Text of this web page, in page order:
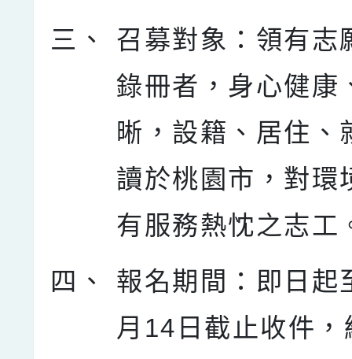
三、
召募對象：領有志
錄冊者，身心健康
晰，設籍、居住、
讀於桃園市，對環
有服務熱忱之志工
四、
報名期間：即日起
月14日截止收件